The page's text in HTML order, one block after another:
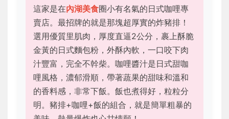
這家是在內湖美食圈小有名氣的日式咖哩專
賣店。最招牌的就是那塊超厚實的炸豬排！
選用優質里肌肉，厚度直逼2公分，裹上酥脆
金黃的日式麵包粉，外酥內軟，一口咬下肉
汁豐富，完全不幹柴。咖哩醬汁是日式甜咖
哩風格，濃郁滑順，帶著蔬果的甜味和溫和
的香料感，非常下飯。飯也煮得好，粒粒分
明。豬排+咖哩+飯的組合，就是簡單粗暴的